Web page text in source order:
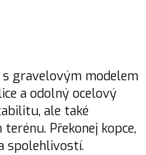
gravelovým modelem
a odolný ocelový
ale také
Překonej kopce,
spolehlivostí.